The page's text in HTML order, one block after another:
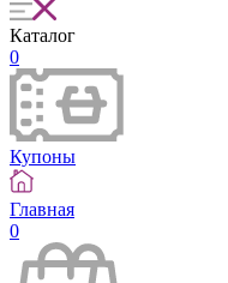
Каталог
0
Купоны
Главная
0